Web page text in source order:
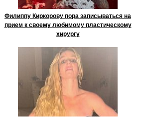
Филиппу Киркорову пора записываться на
прием к своему любимому пластическому
хирургу